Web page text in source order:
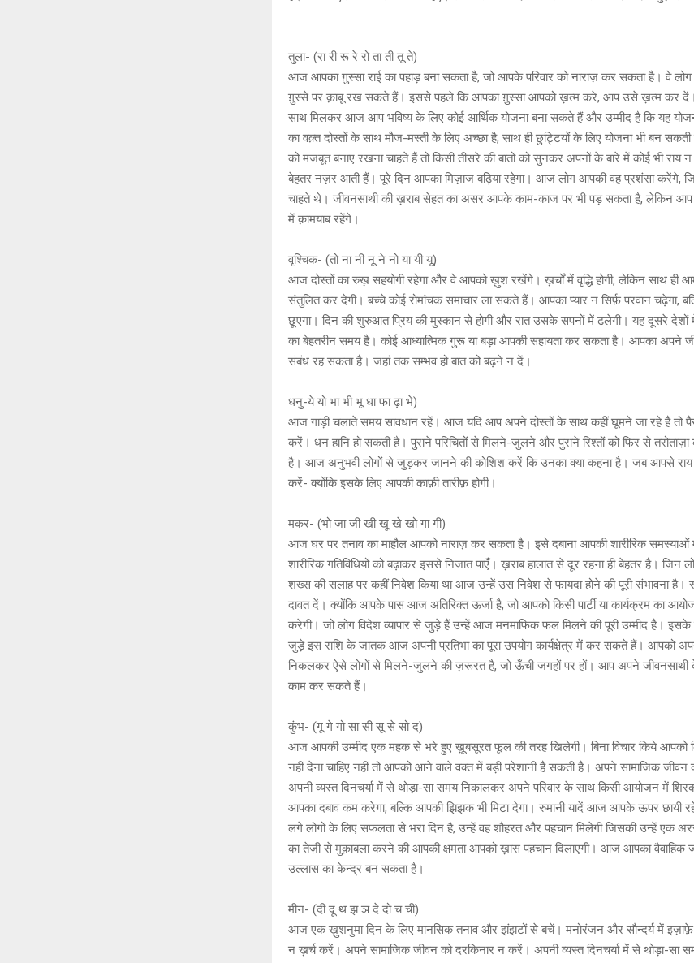
तुला- (रा री रू रे रो ता ती तू ते)
आज आपका ग़ुस्सा राई का पहाड़ बना सकता है, जो आपके परिवार को नाराज़ कर सकता है। वे
ग़ुस्से पर क़ाबू रख सकते हैं। इससे पहले कि आपका ग़ुस्सा आपको ख़त्म करे, आप उसे ख़त्म कर
साथ मिलकर आज आप भविष्य के लिए कोई आर्थिक योजना बना सकते हैं और उम्मीद है कि यह
का वक़्त दोस्तों के साथ मौज-मस्ती के लिए अच्छा है, साथ ही छुट्टियों के लिए योजना भी बन
को मजबूत बनाए रखना चाहते हैं तो किसी तीसरे की बातों को सुनकर अपनों के बारे में कोई भी राय न
बेहतर नज़र आती हैं। पूरे दिन आपका मिज़ाज बढ़िया रहेगा। आज लोग आपकी वह प्रशंसा करेंगे,
चाहते थे। जीवनसाथी की ख़राब सेहत का असर आपके काम-काज पर भी पड़ सकता है, लेकिन आप
में क़ामयाब रहेंगे।
वृश्चिक- (तो ना नी नू ने नो या यी यू)
आज दोस्तों का रुख़ सहयोगी रहेगा और वे आपको ख़ुश रखेंगे। ख़र्चों में वृद्धि होगी, लेकिन साथ ही
संतुलित कर देगी। बच्चे कोई रोमांचक समाचार ला सकते हैं। आपका प्यार न सिर्फ़ परवान चढ़ेगा,
छूएगा। दिन की शुरुआत प्रिय की मुस्कान से होगी और रात उसके सपनों में ढलेगी। यह दूसरे देशों में
का बेहतरीन समय है। कोई आध्यात्मिक गुरू या बड़ा आपकी सहायता कर सकता है। आपका अपने
संबंध रह सकता है। जहां तक सम्भव हो बात को बढ़ने न दें।
धनु-ये यो भा भी भू धा फा ढ़ा भे)
आज गाड़ी चलाते समय सावधान रहें। आज यदि आप अपने दोस्तों के साथ कहीं घूमने जा रहे हैं तो
करें। धन हानि हो सकती है। पुराने परिचितों से मिलने-जुलने और पुराने रिश्तों को फिर से
है। आज अनुभवी लोगों से जुड़कर जानने की कोशिश करें कि उनका क्या कहना है। जब आपसे राय
करें- क्योंकि इसके लिए आपकी काफ़ी तारीफ़ होगी।
मकर- (भो जा जी खी खू खे खो गा गी)
आज घर पर तनाव का माहौल आपको नाराज़ कर सकता है। इसे दबाना आपकी शारीरिक समस्याओं
शारीरिक गतिविधियों को बढ़ाकर इससे निजात पाएँ। ख़राब हालात से दूर रहना ही बेहतर है। जिन
शख्स की सलाह पर कहीं निवेश किया था आज उन्हें उस निवेश से फायदा होने की पूरी संभावना है।
दावत दें। क्योंकि आपके पास आज अतिरिक्त ऊर्जा है, जो आपको किसी पार्टी या कार्यक्रम का
करेगी। जो लोग विदेश व्यापार से जुड़े हैं उन्हें आज मनमाफिक फल मिलने की पूरी उम्मीद है। इसके
जुड़े इस राशि के जातक आज अपनी प्रतिभा का पूरा उपयोग कार्यक्षेत्र में कर सकते हैं। आपको
निकलकर ऐसे लोगों से मिलने-जुलने की ज़रूरत है, जो ऊँची जगहों पर हों। आप अपने जीवनसाथी
काम कर सकते हैं।
कुंभ- (गू गे गो सा सी सू से सो द)
आज आपकी उम्मीद एक महक से भरे हुए ख़ूबसूरत फूल की तरह खिलेगी। बिना विचार किये आपको
नहीं देना चाहिए नहीं तो आपको आने वाले वक्त में बड़ी परेशानी है सकती है। अपने सामाजिक जीवन
अपनी व्यस्त दिनचर्या में से थोड़ा-सा समय निकालकर अपने परिवार के साथ किसी आयोजन में
आपका दबाव कम करेगा, बल्कि आपकी झिझक भी मिटा देगा। रुमानी यादें आज आपके ऊपर छायी
लगे लोगों के लिए सफलता से भरा दिन है, उन्हें वह शौहरत और पहचान मिलेगी जिसकी उन्हें एक
का तेज़ी से मुक़ाबला करने की आपकी क्षमता आपको ख़ास पहचान दिलाएगी। आज आपका वैवाहिक
उल्लास का केन्द्र बन सकता है।
मीन- (दी दू थ झ ञ दे दो च ची)
आज एक ख़ुशनुमा दिन के लिए मानसिक तनाव और झंझटों से बचें। मनोरंजन और सौन्दर्य में इज़ाफ़े
न ख़र्च करें। अपने सामाजिक जीवन को दरकिनार न करें। अपनी व्यस्त दिनचर्या में से थोड़ा-सा